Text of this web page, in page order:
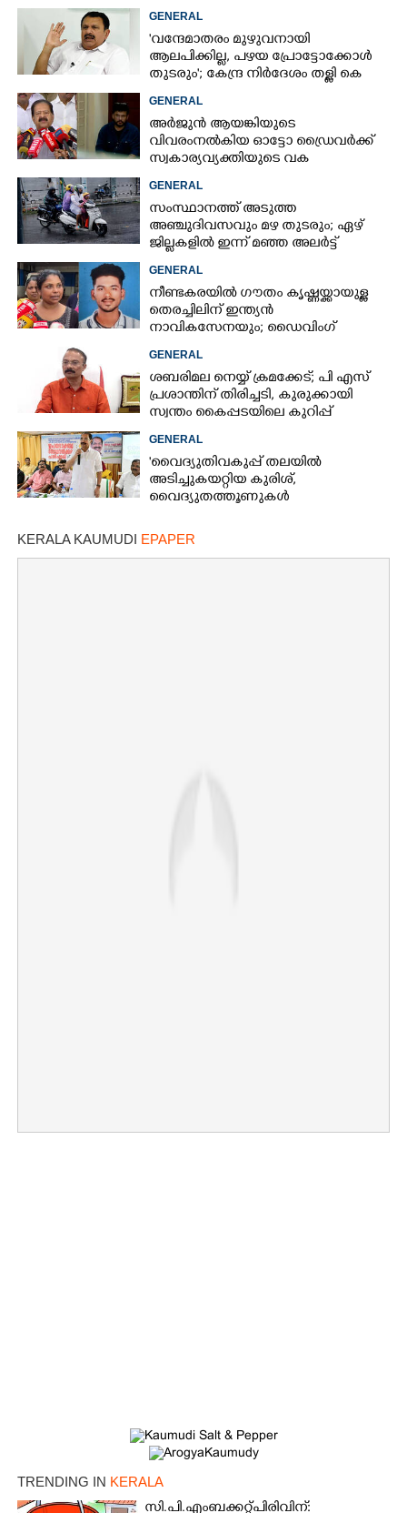
GENERAL
'വന്ദേമാതരം മുഴുവനായി
ആലപിക്കില്ല, പഴയ പ്രോട്ടോക്കോൾ
തുടരും'; കേന്ദ്ര നിർദേശം തള്ളി കെ
മുരളീധരൻ
GENERAL
അർജുൻ ആയങ്കിയുടെ
വിവരംനൽകിയ ഓട്ടോ ഡ്രൈവർക്ക്
സ്വകാര്യവ്യക്തിയുടെ വക
പാരിതോഷികം: മന്ത്രി രമേശ്
ചെന്നിത്തല
GENERAL
സംസ്ഥാനത്ത് അടുത്ത
അ‌ഞ്ചുദിവസവും മഴ തുടരും; ഏഴ്
ജില്ലകളിൽ ഇന്ന് മഞ്ഞ അലർട്ട്
GENERAL
നീണ്ടകരയിൽ ഗൗതം കൃഷ്ണയ്ക്കായുള്ള
തെരച്ചിലിന് ഇന്ത്യൻ
നാവികസേനയും; ഡൈവിംഗ്
ആരംഭിച്ചു
GENERAL
ശബരിമല നെയ്യ് ക്രമക്കേട്; പി എസ്
പ്രശാന്തിന് തിരിച്ചടി, കുരുക്കായി
സ്വന്തം കൈപ്പടയിലെ കുറിപ്പ്
GENERAL
'വൈദ്യുതിവകുപ്പ് തലയിൽ
അടിച്ചുകയറ്റിയ കുരിശ്‌,
വൈദ്യുതത്തൂണുകൾ
വിളിക്കുന്ന കാലമാണിത്'
KERALA KAUMUDI EPAPER
TRENDING IN KERALA
സി.പി.എം ബക്കറ്റ് പിരിവിന്:
Share this link